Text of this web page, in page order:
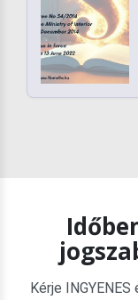
Kérje